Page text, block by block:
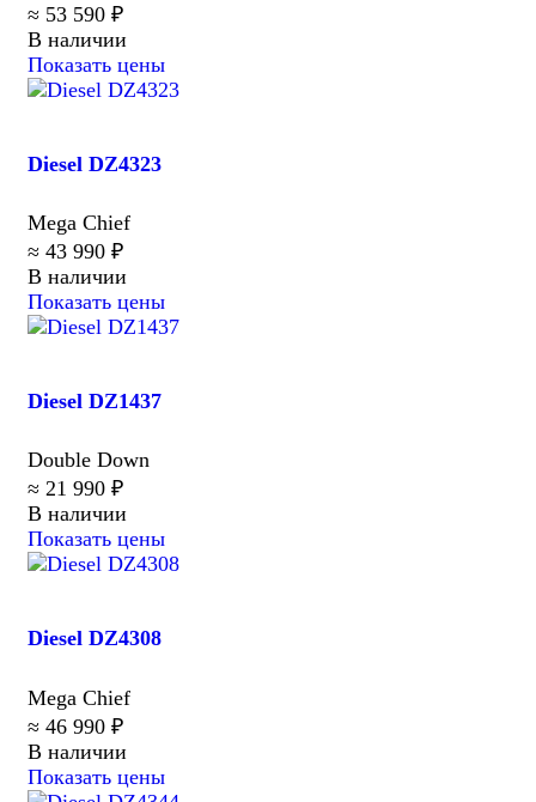
≈ 53 590 ₽
В наличии
Показать цены
Diesel DZ4323
Mega Chief
≈ 43 990 ₽
В наличии
Показать цены
Diesel DZ1437
Double Down
≈ 21 990 ₽
В наличии
Показать цены
Diesel DZ4308
Mega Chief
≈ 46 990 ₽
В наличии
Показать цены